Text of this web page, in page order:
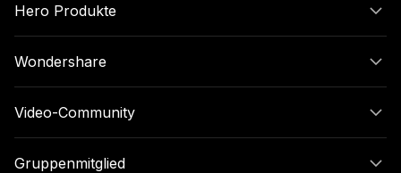
Hero Produkte
Wondershare
Video-Community
Gruppenmitglied